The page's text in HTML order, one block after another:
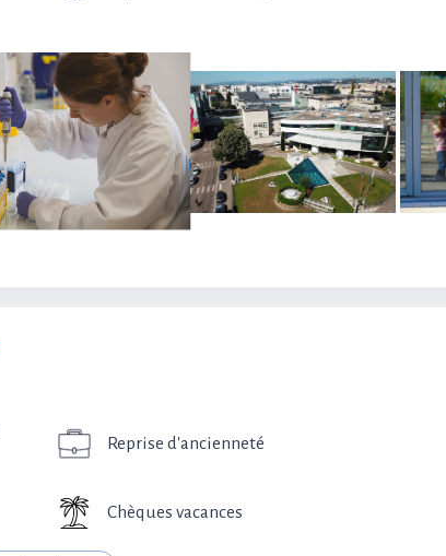
Reprise d'ancienneté
Chèques vacances